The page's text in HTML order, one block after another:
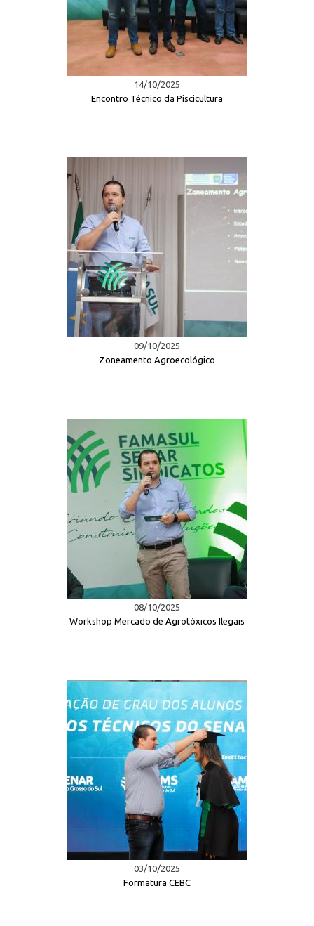
14/10/2025
Encontro Técnico da Piscicultura
09/10/2025
Zoneamento Agroecológico
08/10/2025
Workshop Mercado de Agrotóxicos Ilegais
03/10/2025
Formatura CEBC